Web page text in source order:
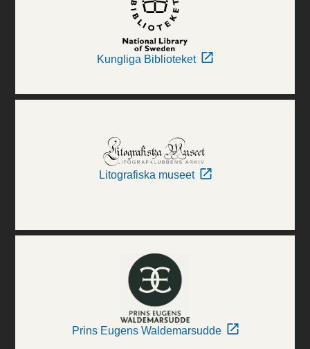
Kungliga Biblioteket
Litografiska museet
Prins Eugens Waldemarsudde